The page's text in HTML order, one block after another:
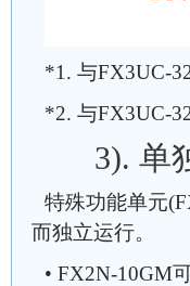
*1. 与FX3UC-
*2. 与FX3UC-
3). 单
特殊功能单元
而独立运行。
• FX2N-10GM